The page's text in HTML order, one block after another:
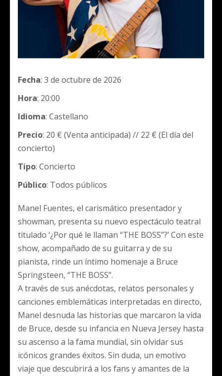
Fecha: 3 de octubre de 2026
Hora: 20:00
Idioma: Castellano
Precio: 20 € (Venta anticipada) // 22 € (El día del
concierto)
Tipo: Concierto
Público: Todos públicos
Manel Fuentes, el carismático presentador y
showman, presenta su nuevo espectáculo teatral
titulado ‘¿Por qué le llaman “THE BOSS”?’ Con este
show, acompañado de su guitarra y de su
pianista, rinde un íntimo homenaje a Bruce
Springsteen, “THE BOSS”.
A través de sus anécdotas, relatos personales y
canciones emblemáticas interpretadas en directo,
Manel desnuda las historias que marcaron la vida
de Bruce, desde su infancia en Nueva Jersey hasta
su ascenso a la fama mundial, sin olvidar sus
icónicos grandes éxitos. Sin duda, un emotivo
viaje que descubrirá a los fans y amantes de la